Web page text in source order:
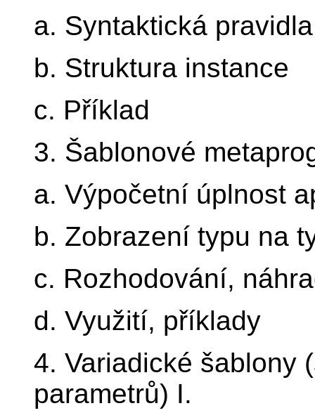
a. Syntaktická
b. Struktura instance
c. Příklad
3. Šablonové
a. Výpočetní úplnost
b. Zobrazení typu na
c. Rozhodování,
d. Využití, příklady
4. Variadické šablony
parametrů) I.